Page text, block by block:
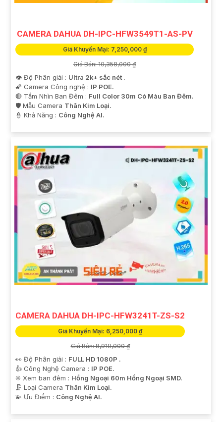
CAMERA DAHUA DH-IPC-HFW3549T1-AS-PV
Giá Khuyến Mại: 7,250,000 ₫
Giá Bán: 10,358,000 ₫
👁 Độ Phân giải : Ultra 2k+ sắc nét .
🌠 Camera Công nghệ : IP POE.
🔴 Tầm Nhìn Ban Đêm : Full Color 30m Có Màu Ban Đêm.
🛡 Mẫu Camera Thân Kim Loại.
️👮 Khả Năng : Công Nghệ AI.
CAMERA DAHUA DH-IPC-HFW3241T-ZS-S2
Giá Khuyến Mại: 6,250,000 ₫
Giá Bán: 8,919,000 ₫
👀 Độ Phân giải : FULL HD 1080P .
👍 Công Nghệ Camera : IP POE.
❈ Xem ban đêm : Hồng Ngoại 60m Hồng Ngoại SMD.
🗜️ Loại Camera Thân Kim Loại.
️💫 Ưu Điểm : Công Nghệ AI.